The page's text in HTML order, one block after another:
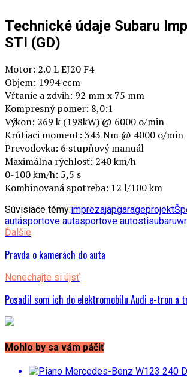
Technické údaje Subaru
STI (GD)
Motor: 2.0 L EJ20 F4
Objem: 1994 ccm
Vŕtanie a zdvih: 92 mm x 75 mm
Kompresný pomer: 8,0:1
Výkon: 269 k (198kW) @ 6000 o/min
Krútiaci moment: 343 Nm @ 4000 o/min
Prevodovka: 6 stupňový manuál
Maximálna rýchlosť: 240 km/h
0-100 km/h: 5,5 s
Kombinovaná spotreba: 12 l/100 km
Súvisiace témy:imprezajapgarageprojekt
autásportove autasportove autostisubaru
Ďalšie
Pravda o kamerách do auta
Nenechajte si újsť
Posadil som ich do elektromobilu Audi e-tron a
Mohlo by sa vám páčiť